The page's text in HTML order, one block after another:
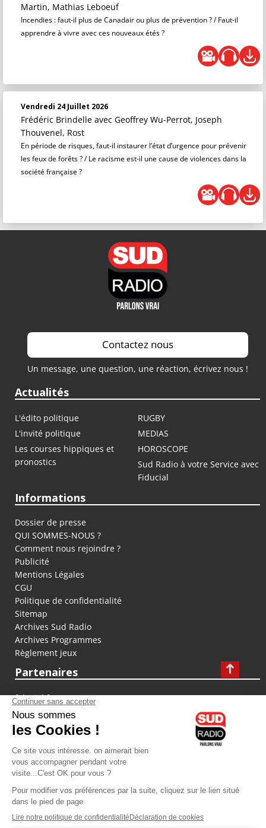
Martin, Mathias Leboeuf
Incendies : faut-il plus de Canadair ou plus de prévention ? / Faut-il
apprendre à vivre avec ces nouveaux étés ?
Vendredi 24 Juillet 2026
Frédéric Brindelle avec Geoffrey Wu-Perrot, Joseph
Thouvenel, Rost
En période de risques, faut-il instaurer l’état d’urgence pour prévenir
les feux de forêts ? / Le racisme est-il une cause de violences dans la
société française ?
Contactez nous
Un message, une question, une réaction, écrivez nous !
Actualités
L'édito politique
RUGBY
L'invité politique
MEDIAS
Les courses hippiques et
pronostics
HOROSCOPE
Sud Radio à votre Service avec
Fiducial
Informations
Dossier de presse
QUI SOMMES-NOUS ?
Comment nous rejoindre ?
Publicité
Mentions Légales
CGU
Politique de confidentialité
Sitemap
Archives Sud Radio
Archives Programmes
Règlement jeux
Partenaires
fiducial.fr
lyoncapitale.fr
olympique-et-lyonnais.com
L'application Iphone / Android
Téléchargez l'application
Les cookies